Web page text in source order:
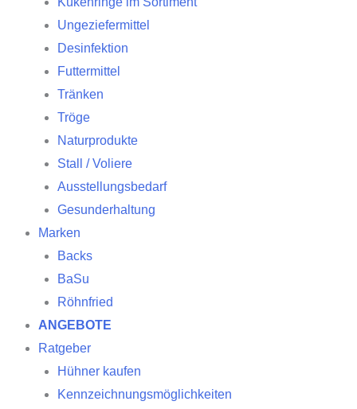
Ungeziefermittel
Desinfektion
Futtermittel
Tränken
Tröge
Naturprodukte
Stall / Voliere
Ausstellungsbedarf
Gesunderhaltung
Marken
Backs
BaSu
Röhnfried
ANGEBOTE
Ratgeber
Hühner kaufen
Kennzeichnungsmöglichkeiten